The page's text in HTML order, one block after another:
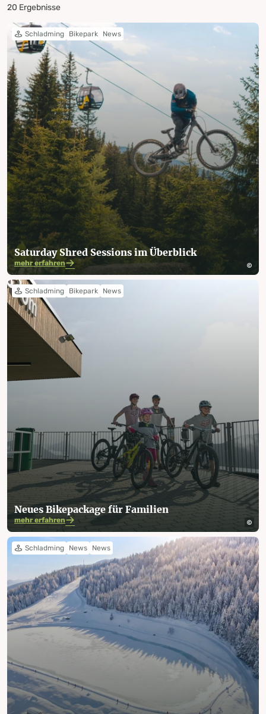
20 Ergebnisse
Schladming Bikepark News
Saturday Shred Sessions im Überblick
mehr erfahren
Schladming Bikepark News
Neues Bikepackage für Familien
mehr erfahren
Schladming News News